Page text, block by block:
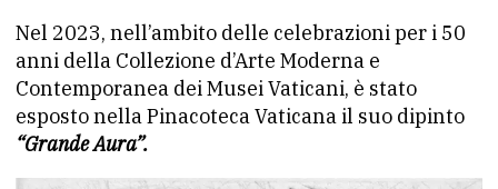
Nel 2023, nell’ambito delle celebrazioni per i 50
anni della Collezione d’Arte Moderna e
Contemporanea dei Musei Vaticani, è stato
esposto nella Pinacoteca Vaticana il suo dipinto
“Grande Aura”.